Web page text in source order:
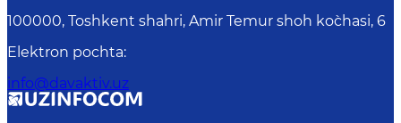
100000, Toshkent shahri, Amir Temur shoh ko`chasi, 6
Elektron pochta:
info@davaktiv.uz